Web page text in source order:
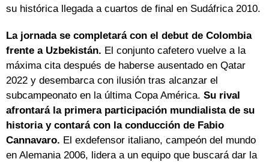
su histórica llegada a cuartos de final en Sudáfrica 2010.
La jornada se completará con el debut de Colombia
frente a Uzbekistán. El conjunto cafetero vuelve a la
máxima cita después de haberse ausentado en Qatar
2022 y desembarca con ilusión tras alcanzar el
subcampeonato en la última Copa América. Su rival
afrontará la primera participación mundialista de su
historia y contará con la conducción de Fabio
Cannavaro. El exdefensor italiano, campeón del mundo
en Alemania 2006, lidera a un equipo que buscará dar la